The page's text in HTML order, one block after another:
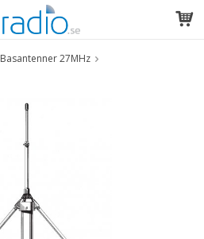
Basantenner 27MHz